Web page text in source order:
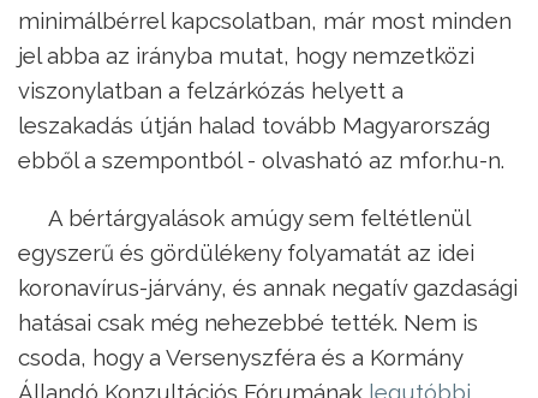
minimálbérrel kapcsolatban, már most minden
jel abba az irányba mutat, hogy nemzetközi
viszonylatban a felzárkózás helyett a
leszakadás útján halad tovább Magyarország
ebből a szempontból - olvasható az mfor.hu-n.
A bértárgyalások amúgy sem feltétlenül
egyszerű és gördülékeny folyamatát az idei
koronavírus-járvány, és annak negatív gazdasági
hatásai csak még nehezebbé tették. Nem is
csoda, hogy a Versenyszféra és a Kormány
Állandó Konzultációs Fórumának legutóbbi